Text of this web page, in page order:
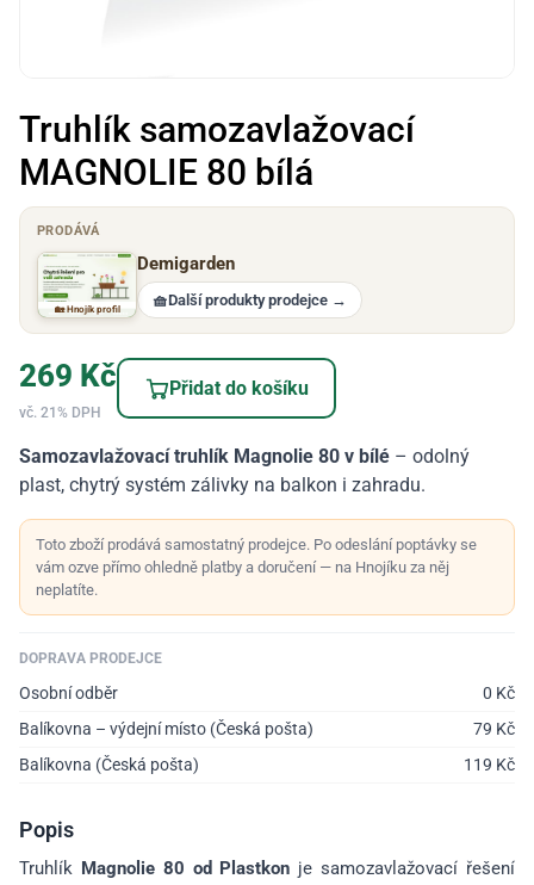
Truhlík samozavlažovací
MAGNOLIE 80 bílá
PRODÁVÁ
🏡 Hnojík profil
Demigarden
🧺Další produkty prodejce →
269 Kč
vč. 21% DPH
Přidat do košíku
Samozavlažovací truhlík Magnolie 80 v bílé – odolný
plast, chytrý systém zálivky na balkon i zahradu.
Toto zboží prodává samostatný prodejce. Po odeslání poptávky se
vám ozve přímo ohledně platby a doručení — na Hnojíku za něj
neplatíte.
DOPRAVA PRODEJCE
Osobní odběr 0 Kč
Balíkovna – výdejní místo (Česká pošta)
79 Kč
Balíkovna (Česká pošta)
119 Kč
Popis
Truhlík Magnolie 80 od Plastkon je samozavlažovací řešení